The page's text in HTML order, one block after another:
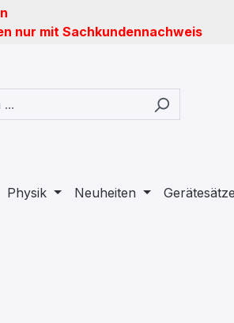
nur mit Sachkundennachweis
Physik Neuheiten